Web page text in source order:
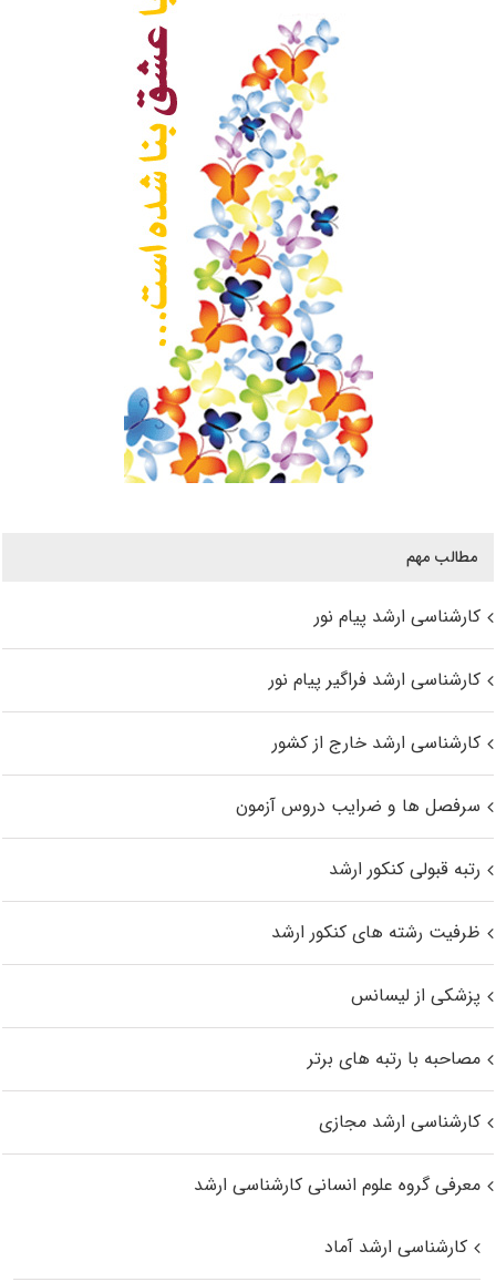
مطالب مهم
کارشناسی ارشد پیام نور
کارشناسی ارشد فراگیر پیام نور
کارشناسی ارشد خارج از کشور
سرفصل ها و ضرایب دروس آزمون
رتبه قبولی کنکور ارشد
ظرفیت رشته های کنکور ارشد
پزشکی از لیسانس
مصاحبه با رتبه های برتر
کارشناسی ارشد مجازی
معرفی گروه علوم انسانی کارشناسی ارشد
کارشناسی ارشد آماد